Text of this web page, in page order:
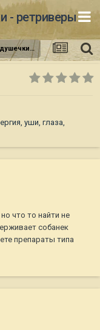
- ретриверы
Кожные заболевания, аллергия, уши, глаза, подушечки лап
уши, глаза,
что то найти не
собанек
препараты типа